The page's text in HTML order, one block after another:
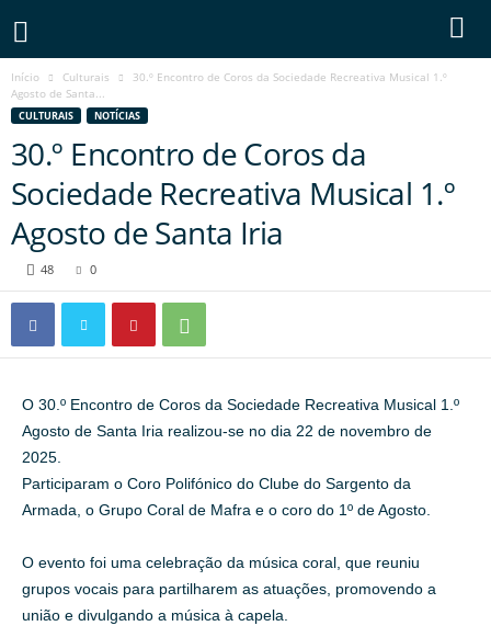
Início Culturais
30.º Encontro de Coros da Sociedade Recreativa Musical 1.º
Agosto de Santa...
CULTURAIS NOTÍCIAS
30.º Encontro de Coros da
Sociedade Recreativa Musical 1.º
Agosto de Santa Iria
48 0
O 30.º Encontro de Coros da Sociedade Recreativa Musical 1.º
Agosto de Santa Iria realizou-se no dia 22 de novembro de
2025.
Participaram o Coro Polifónico do Clube do Sargento da
Armada, o Grupo Coral de Mafra e o coro do 1º de Agosto.
O evento foi uma celebração da música coral, que reuniu
grupos vocais para partilharem as atuações, promovendo a
união e divulgando a música à capela.